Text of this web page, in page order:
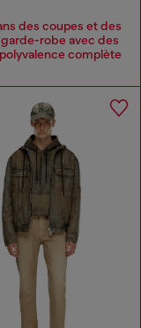
des coupes et des
robe avec des
complète